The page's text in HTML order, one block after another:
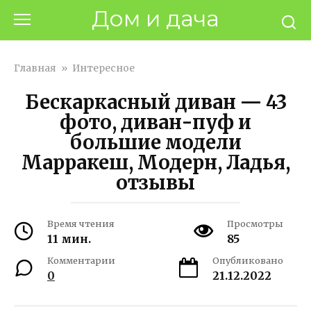
контенту
Дом и дача
Главная » Интересное
Бескаркасный диван — 43
фото, диван-пуф и
большие модели
Марракеш, Модерн, Ладья,
отзывы
Время чтения
11 мин.
Просмотры
85
Комментарии
0
Опубликовано
21.12.2022